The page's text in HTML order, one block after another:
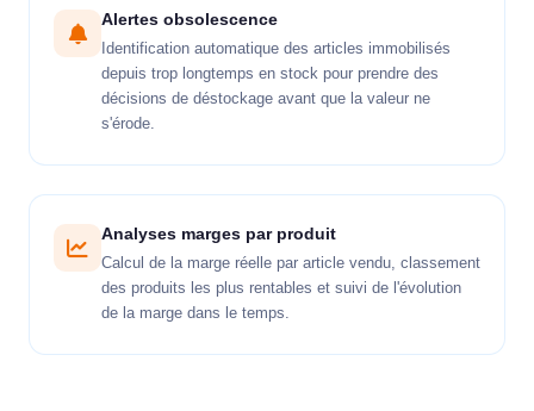
Alertes obsolescence
Identification automatique des articles immobilisés
depuis trop longtemps en stock pour prendre des
décisions de déstockage avant que la valeur ne
s'érode.
Analyses marges par produit
Calcul de la marge réelle par article vendu, classement
des produits les plus rentables et suivi de l'évolution
de la marge dans le temps.